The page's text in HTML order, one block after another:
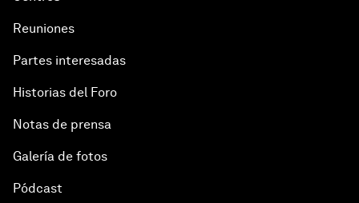
Reuniones
Partes interesadas
Historias del Foro
Notas de prensa
Galería de fotos
Pódcast